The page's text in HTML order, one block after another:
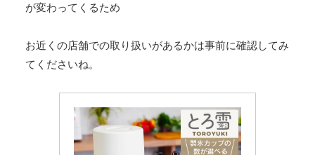
が変わってくるため
お近くの店舗での取り扱いがあるかは事前に確認してみ
てくださいね。